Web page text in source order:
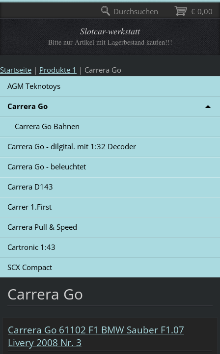
Slotcar-werkstatt
Bitte nur Artikel mit Lagerbestand kaufen!!!
Startseite | Produkte 1 | Carrera Go
AGM Teknotoys
Carrera Go
Carrera Go Bahnen
Carrera Go - dilgital. mit 1:32 Decoder
Carrera Go - beleuchtet
Carrera D143
Carrer 1.First
Carrera Pull & Speed
Cartronic 1:43
SCX Compact
Carrera Go
Carrera Go 61102 F1 BMW Sauber F1.07
Livery 2008 Nr. 3
€ 0,00
Durchsuchen